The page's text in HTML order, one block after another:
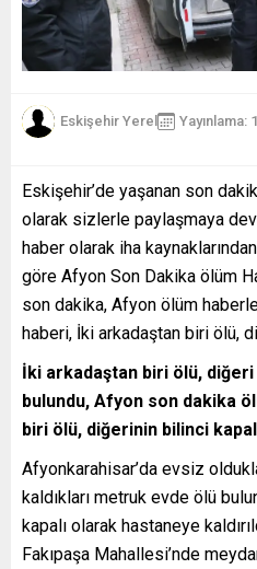
Eskişehir Yerel Yayınlama:
Eskişehir’de yaşanan son
olarak sizlerle paylaşmaya
haber olarak iha
göre Afyon Son Dakika ölüm
son dakika, Afyon ölüm
haberi, İki arkadaştan biri ölü,
İki arkadaştan biri ölü, diğeri
bulundu, Afyon son dakika
biri ölü, diğerinin bilinci
Afyonkarahisar’da evsiz
kaldıkları metruk evde ölü
kapalı olarak hastaneye
Fakıpaşa Mahallesi’nde